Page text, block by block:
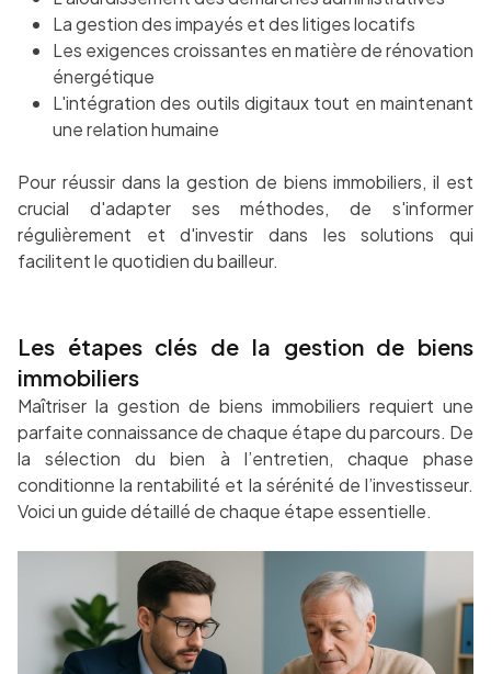
La gestion des impayés et des litiges locatifs
Les exigences croissantes en matière de rénovation
énergétique
L'intégration des outils digitaux tout en maintenant
une relation humaine
Pour réussir dans la gestion de biens immobiliers, il est
crucial d'adapter ses méthodes, de s'informer
régulièrement et d'investir dans les solutions qui
facilitent le quotidien du bailleur.
Les étapes clés de la gestion de biens
immobiliers
Maîtriser la gestion de biens immobiliers requiert une
parfaite connaissance de chaque étape du parcours. De
la sélection du bien à l’entretien, chaque phase
conditionne la rentabilité et la sérénité de l’investisseur.
Voici un guide détaillé de chaque étape essentielle.